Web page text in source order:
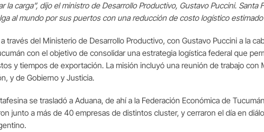
la carga”, dijo el ministro de Desarrollo Productivo, Gustavo Puccini. Santa
al mundo por sus puertos con una reducción de costo logístico
través del Ministerio de Desarrollo Productivo, con Gustavo Puccini a la
con el objetivo de consolidar una estrategia logística federal que
y tiempos de exportación. La misión incluyó una reunión de trabajo con
y de Gobierno y Justicia.
se trasladó a Aduana, de ahí a la Federación Económica de
junto a más de 40 empresas de distintos cluster, y cerraron el día en